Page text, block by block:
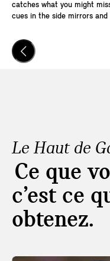
catches what you might
cues in the side mirrors
Le Haut de
Ce que
c’est ce
obtenez.